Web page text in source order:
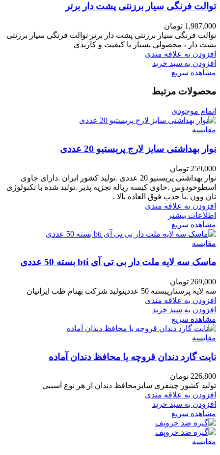
توالت فرنگی سیار برزنتی پشت دار برتر
1,987,000 تومان
توالت فرنگی سیار برزنتی پشت دار برتر توالت فرنگی سیار برزنتی
پشت دار ، محصولی بسیار با کیفیت و کاربدی
افزودن به علاقه مندی
افزودن به سبد خرید
مشاهده سریع
محصولات مرتبط
اتمام موجودی
مقایسه
نوار بهداشتی سایز لارج پریستیو 20 عددی
259,000 تومان
نوار بهداشتی پریستیو 20 عددی .تولید کشور ایران .دارای جاوی
اسطوخودوس .حاوی کیسه زباله تجزیه پذیر .تولید شده با تکنولوژی
نان وون .با جذب فوق العاده بالا .
افزودن به علاقه مندی
اطلاعات بیشتر
مشاهده سریع
مقایسه
ماسک سه لایه ملت دار بی تی آی bti بسته 50 عددی
269,000 تومان
سه لایه پرستاریبسته 50 عددیتولید شرکت بهنام طب ایرانیان
افزودن به علاقه مندی
افزودن به سبد خرید
مشاهده سریع
مقایسه
نایت گارد دندان قروچه یا محافظ دندان آماده
226,800 تومان
تولید کشور چینفری سایزمحافظ دندان از هر نوع آسیبی
افزودن به علاقه مندی
افزودن به سبد خرید
مشاهده سریع
مقایسه